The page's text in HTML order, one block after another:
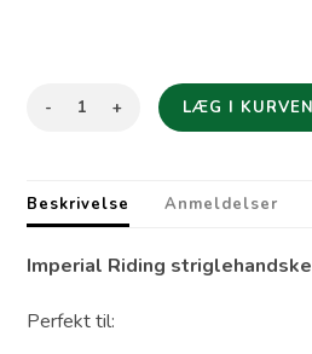
- +
Beskrivelse Anmeldelser
Imperial Riding striglehandske
Perfekt til: